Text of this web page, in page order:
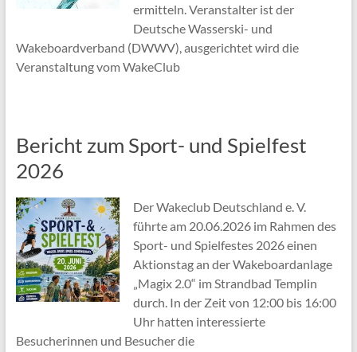
ermitteln. Veranstalter ist der
Deutsche Wasserski- und
Wakeboardverband (DWWV), ausgerichtet wird die
Veranstaltung vom WakeClub
Bericht zum Sport- und Spielfest
2026
Der Wakeclub Deutschland e. V.
führte am 20.06.2026 im Rahmen des
Sport- und Spielfestes 2026 einen
Aktionstag an der Wakeboardanlage
„Magix 2.0“ im Strandbad Templin
durch. In der Zeit von 12:00 bis 16:00
Uhr hatten interessierte
Besucherinnen und Besucher die